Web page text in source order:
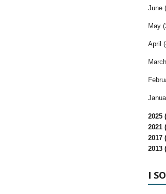
June
May
April
2025
2021
2017
2013
I